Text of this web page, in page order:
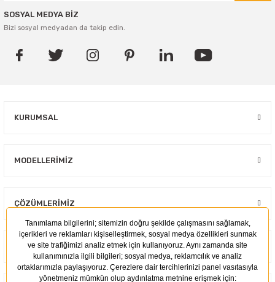
SOSYAL MEDYA BİZ
Bizi sosyal medyadan da takip edin.
KURUMSAL
MODELLERIMIZ
ÇÖZÜMLERIMIZ
KULLANIM ALANLARI